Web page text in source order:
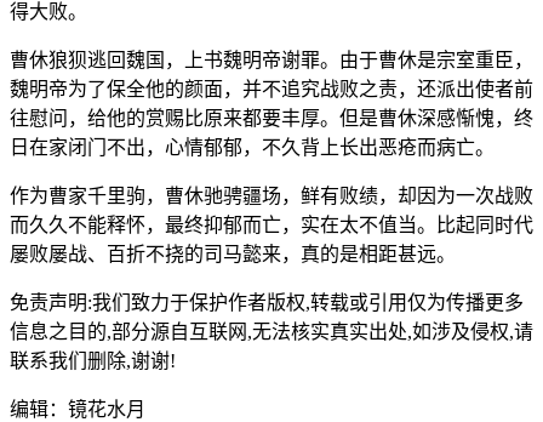
得大败。
曹休狼狈逃回魏国，上书魏明帝谢罪。由于曹休是宗室重臣，
魏明帝为了保全他的颜面，并不追究战败之责，还派出使者前
往慰问，给他的赏赐比原来都要丰厚。但是曹休深感惭愧，终
日在家闭门不出，心情郁郁，不久背上长出恶疮而病亡。
作为曹家千里驹，曹休驰骋疆场，鲜有败绩，却因为一次战败
而久久不能释怀，最终抑郁而亡，实在太不值当。比起同时代
屡败屡战、百折不挠的司马懿来，真的是相距甚远。
免责声明:我们致力于保护作者版权,转载或引用仅为传播更多
信息之目的,部分源自互联网,无法核实真实出处,如涉及侵权,请
联系我们删除,谢谢!
编辑：镜花水月